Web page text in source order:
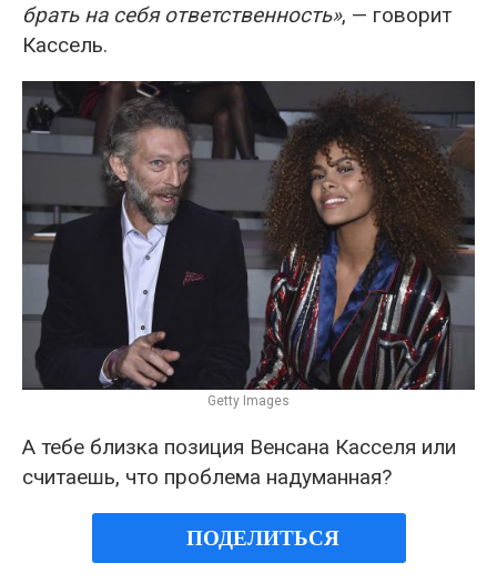
брать на себя ответственность», — говорит
Кассель.
Getty Images
А тебе близка позиция Венсана Касселя или
считаешь, что проблема надуманная?
ПОДЕЛИТЬСЯ